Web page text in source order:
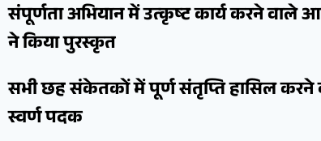
संपूर्णता अभियान में उत्कृष्ट कार्य करने वाले
ने किया पुरस्कृत
सभी छह संकेतकों में पूर्ण संतृप्ति हासिल
स्वर्ण पदक